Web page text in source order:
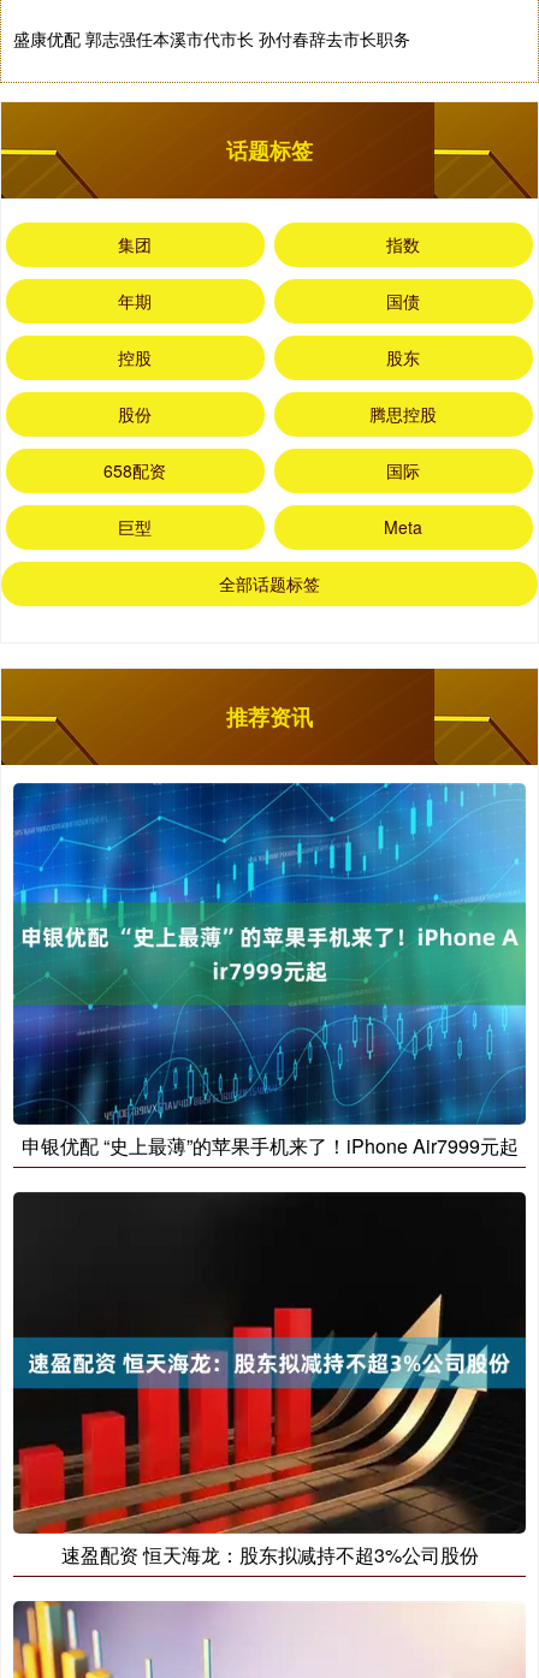
盛康优配 郭志强任本溪市代市长 孙付春辞去市长职务
话题标签
集团 指数
年期 国债
控股 股东
股份 腾思控股
658配资 国际
巨型 Meta
全部话题标签
推荐资讯
申银优配 “史上最薄”的苹果手机来了！iPhone Air7999元起
速盈配资 恒天海龙：股东拟减持不超3%公司股份